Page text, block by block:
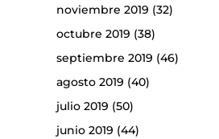
noviembre 2019 (32)
octubre 2019 (38)
septiembre 2019 (46)
agosto 2019 (40)
julio 2019 (50)
junio 2019 (44)